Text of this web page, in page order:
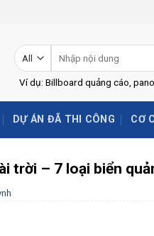
kiếm:
Ví dụ: Billboard quảng cáo,
DỰ ÁN ĐÃ THI CÔNG CƠ
trời – 7 loại biển